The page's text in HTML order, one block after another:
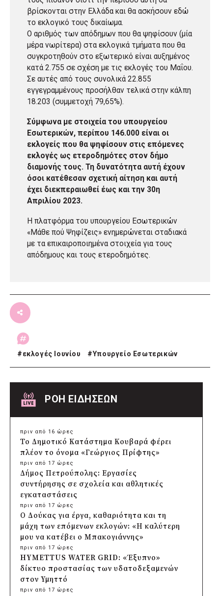
βρίσκονται στην Ελλάδα και θα ασκήσουν εδώ
το εκλογικό τους δικαίωμα.
Ο αριθμός των απόδημων που θα ψηφίσουν (μία
μέρα νωρίτερα) στα εκλογικά τμήματα που θα
συγκροτηθούν στο εξωτερικό είναι αυξημένος
κατά 2.755 σε σχέση με τις εκλογές του Μαΐου.
Σε αυτές από τους συνολικά 22.855
εγγεγραμμένους προσήλθαν τελικά στην κάλπη
18.203 (συμμετοχή 79,65%).
Σύμφωνα με στοιχεία του υπουργείου
Εσωτερικών, περίπου 146.000 είναι οι
εκλογείς που θα ψηφίσουν στις επόμενες
εκλογές ως ετεροδημότες στον δήμο
διαμονής τους. Τη δυνατότητα αυτή έχουν
όσοι κατέθεσαν σχετική αίτηση και αυτή
έχει διεκπεραιωθεί έως και την 30η
Απριλίου 2023.
Η πλατφόρμα του υπουργείου Εσωτερικών
«Μάθε πού Ψηφίζεις» ενημερώνεται σταδιακά
με τα επικαιροποιημένα στοιχεία για τους
απόδημους και τους ετεροδημότες.
#εκλογές Ιουνίου #Υπουργείο Εσωτερικών
ΡΟΗ ΕΙΔΗΣΕΩΝ
πριν από 16 ώρες
Το Δημοτικό Κατάστημα Κουβαρά φέρει
πλέον το όνομα «Γεώργιος Πρίφτης»
πριν από 17 ώρες
Δήμος Πετρούπολης: Εργασίες
συντήρησης σε σχολεία και αθλητικές
εγκαταστάσεις
πριν από 17 ώρες
Ο Δούκας για έργα, καθαριότητα και τη
μάχη των επόμενων εκλογών: «Η καλύτερη
μου να κατέβει ο Μπακογιάννης»
πριν από 17 ώρες
HYMETTUS WATER GRID: «Έξυπνο»
δίκτυο προστασίας των υδατοδεξαμενών
στον Υμηττό
πριν από 17 ώρες